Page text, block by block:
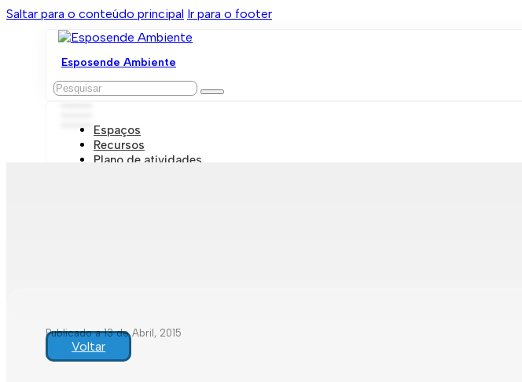
Saltar para o conteúdo principal Ir para o footer
Esposende Ambiente
Pesquisar
Espaços
Recursos
Plano de atividades
Publicado a 13 de Abril, 2015
Voltar